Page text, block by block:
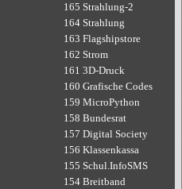
165 Strahlung-2
164 Strahlung
163 Flagshipstore
162 Strom
161 3D-Druck
160 Grafische Codes
159 MicroPython
158 Bundesrat
157 Digital Society
156 Klassenkassa
155 Schul.InfoSMS
154 Breitband